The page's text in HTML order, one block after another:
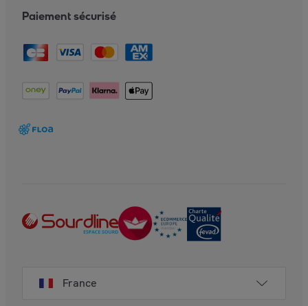
Paiement sécurisé
France